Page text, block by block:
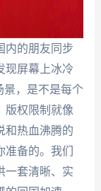
内的朋友同步
现屏幕上冰冷
景，是不是每个
版权限制就像
和热血沸腾的
备的。我们
一套清晰、实